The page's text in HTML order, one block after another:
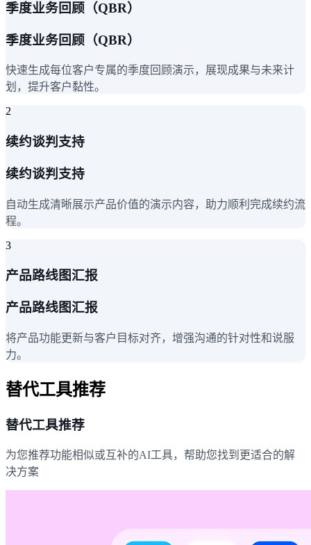
季度业务回顾（QBR）
季度业务回顾（QBR）
快速生成每位客户专属的季度回顾演示，展现成果与未来计
划，提升客户黏性。
2
续约谈判支持
续约谈判支持
自动生成清晰展示产品价值的演示内容，助力顺利完成续约流
程。
3
产品路线图汇报
产品路线图汇报
将产品功能更新与客户目标对齐，增强沟通的针对性和说服
力。
替代工具推荐
替代工具推荐
为您推荐功能相似或互补的AI工具，帮助您找到更适合的解
决方案